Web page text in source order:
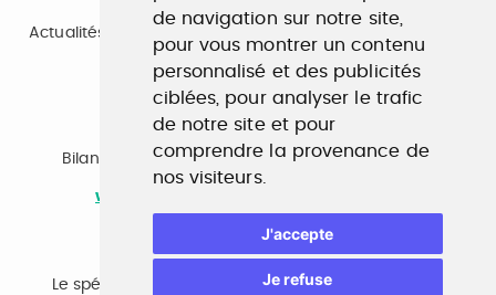
de navigation sur notre site,
pour vous montrer un contenu
personnalisé et des publicités
ciblées, pour analyser le trafic
de notre site et pour
comprendre la provenance de
nos visiteurs.
J'accepte
Je refuse
Formation
Actualités, guide et annuaire des formations aux métiers
de la culture.
www.profilculture-formation.com
Accompagnement professionnel
Bilan de compétences, coaching, techniques de
recherche d'emploi, entretien conseil.
www.profilculture-competences.com
Le spécialiste du secteur culturel, une cvthèque de